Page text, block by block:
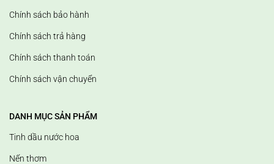
Chính sách bảo hành
Chính sách trả hàng
Chính sách thanh toán
Chính sách vận chuyển
DANH MỤC SẢN PHẨM
Tinh dầu nước hoa
Nến thơm